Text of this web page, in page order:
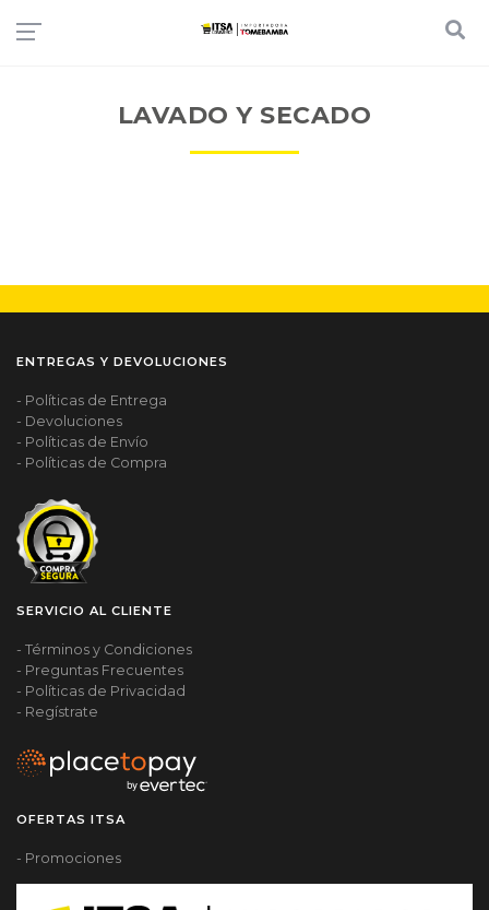
LAVADO Y SECADO
ENTREGAS Y DEVOLUCIONES
- Políticas de Entrega
- Devoluciones
- Políticas de Envío
- Políticas de Compra
SERVICIO AL CLIENTE
- Términos y Condiciones
- Preguntas Frecuentes
- Políticas de Privacidad
- Regístrate
OFERTAS ITSA
- Promociones